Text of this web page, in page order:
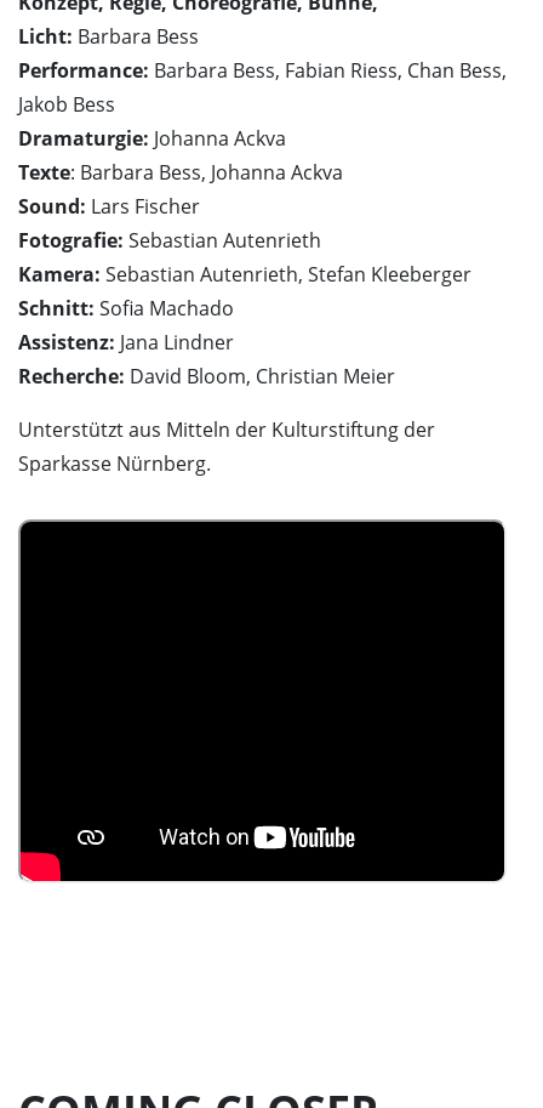
Licht: Barbara Bess
Performance: Barbara Bess, Fabian Riess, Chan Bess,
Jakob Bess
Dramaturgie: Johanna Ackva
Texte: Barbara Bess, Johanna Ackva
Sound: Lars Fischer
Fotografie: Sebastian Autenrieth
Kamera: Sebastian Autenrieth, Stefan Kleeberger
Schnitt: Sofia Machado
Assistenz: Jana Lindner
Recherche: David Bloom, Christian Meier
Unterstützt aus Mitteln der Kulturstiftung der
Sparkasse Nürnberg.